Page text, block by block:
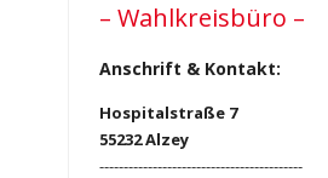
– Wahlkreisbüro –
Anschrift & Kontakt:
Hospitalstraße 7
55232 Alzey
------------------------------------------